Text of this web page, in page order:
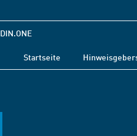
DIN.ONE
Startseite